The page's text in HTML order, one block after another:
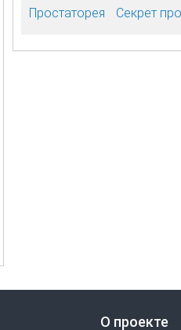
Простаторея Секрет
О проекте